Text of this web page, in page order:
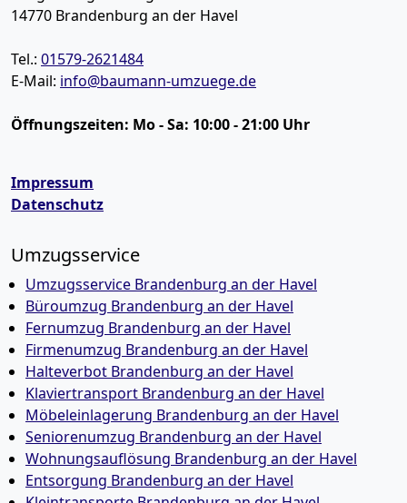
14770 Brandenburg an der Havel
Tel.: 01579-2621484
E-Mail: info@baumann-umzuege.de
Öffnungszeiten: Mo - Sa: 10:00 - 21:00 Uhr
Impressum
Datenschutz
Umzugsservice
Umzugsservice Brandenburg an der Havel
Büroumzug Brandenburg an der Havel
Fernumzug Brandenburg an der Havel
Firmenumzug Brandenburg an der Havel
Halteverbot Brandenburg an der Havel
Klaviertransport Brandenburg an der Havel
Möbeleinlagerung Brandenburg an der Havel
Seniorenumzug Brandenburg an der Havel
Wohnungsauflösung Brandenburg an der Havel
Entsorgung Brandenburg an der Havel